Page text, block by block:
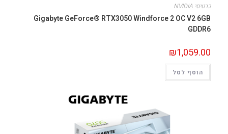
כרטיסי NVIDIA
Gigabyte GeForce® RTX3050 Windforce 2 OC V2 6GB
GDDR6
₪1,059.00
הוסף לסל